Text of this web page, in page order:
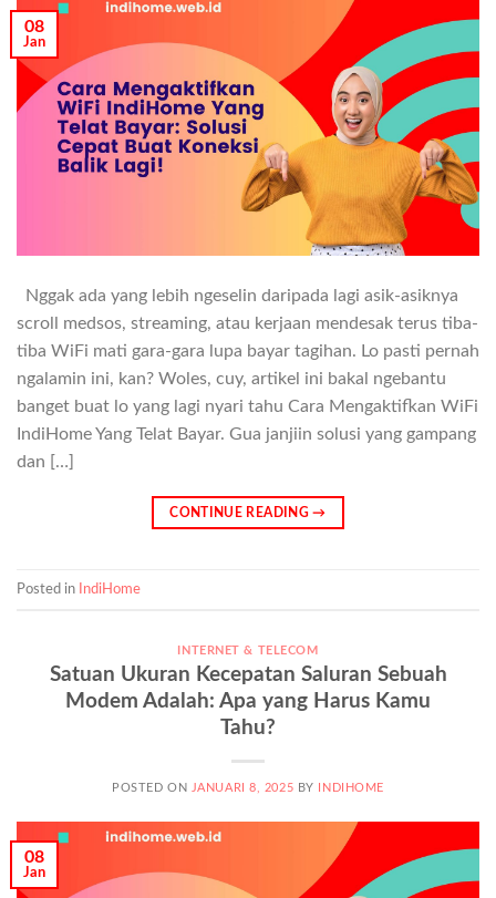
08
Jan
Nggak ada yang lebih ngeselin daripada lagi asik-asiknya
scroll medsos, streaming, atau kerjaan mendesak terus tiba-
tiba WiFi mati gara-gara lupa bayar tagihan. Lo pasti pernah
ngalamin ini, kan? Woles, cuy, artikel ini bakal ngebantu
banget buat lo yang lagi nyari tahu Cara Mengaktifkan WiFi
IndiHome Yang Telat Bayar. Gua janjiin solusi yang gampang
dan […]
CONTINUE READING→
Posted in IndiHome
INTERNET & TELECOM
Satuan Ukuran Kecepatan Saluran Sebuah
Modem Adalah: Apa yang Harus Kamu
Tahu?
POSTED ON JANUARI 8, 2025 BY INDIHOME
08
Jan